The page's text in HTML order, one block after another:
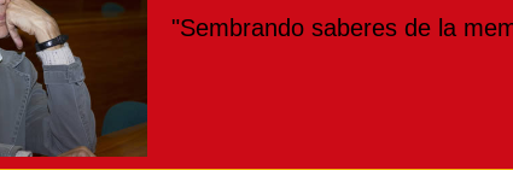
"Sembrando saberes de la